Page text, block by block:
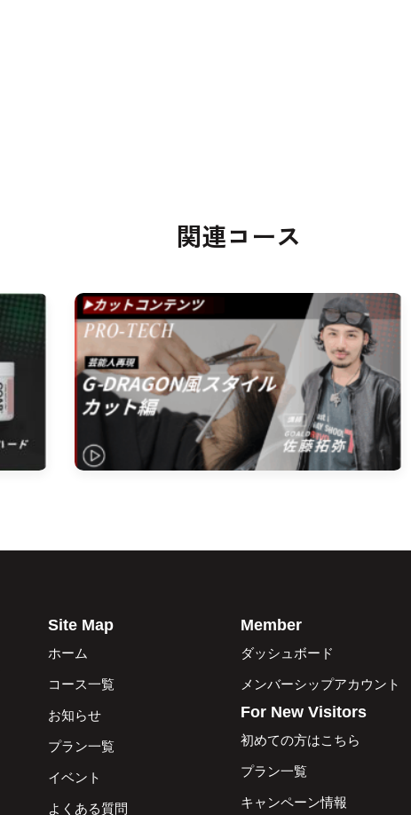
関連コース
Site Map
ホーム
コース一覧
お知らせ
プラン一覧
イベント
よくある質問
Member
ダッシュボード
メンバーシップアカウント
For New Visitors
初めての方はこちら
プラン一覧
キャンペーン情報